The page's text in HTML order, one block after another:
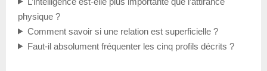
physique ?
Comment savoir si une relation est superficielle ?
Faut-il absolument fréquenter les cinq profils décrits ?